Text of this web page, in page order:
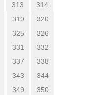
313
314
319
320
325
326
331
332
337
338
343
344
349
350